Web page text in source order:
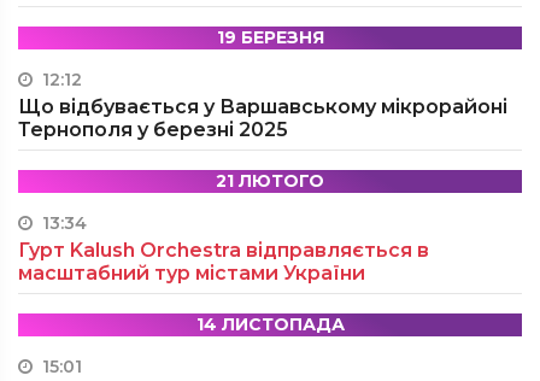
19 БЕРЕЗНЯ
12:12
Що відбувається у Варшавському мікрорайоні
Тернополя у березні 2025
21 ЛЮТОГО
13:34
Гурт Kalush Orchestra відправляється в
масштабний тур містами України
14 ЛИСТОПАДА
15:01